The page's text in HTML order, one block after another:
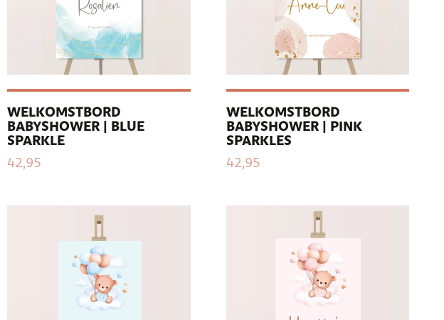
WELKOMSTBORD
BABYSHOWER | BLUE
SPARKLE
42,95
WELKOMSTBORD
BABYSHOWER | PINK
SPARKLES
42,95